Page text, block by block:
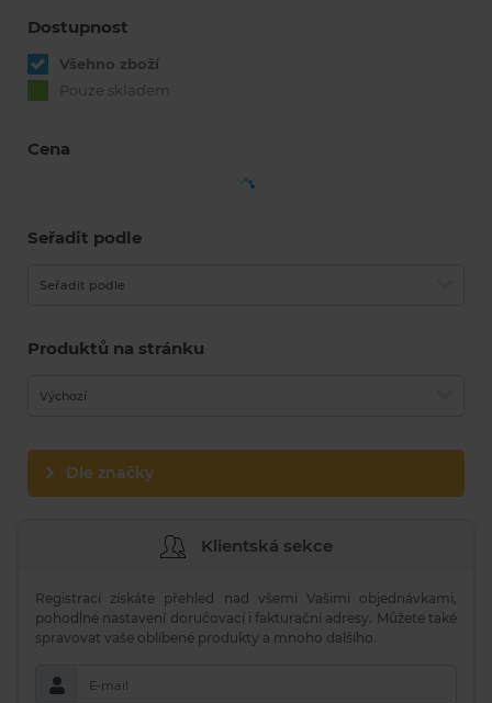
Dostupnost
Všehno zboží
Pouze skladem
Cena
Seřadit podle
Seřadit podle
Produktů na stránku
Výchozí
Dle značky
Klientská sekce
Registrací získáte přehled nad všemi Vašimi objednávkami,
pohodlné nastavení doručovací i fakturační adresy. Můžete také
spravovat vaše oblíbené produkty a mnoho dalšího.
E-mail